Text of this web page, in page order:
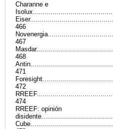
Charanne e
466
467
468
471
472
474
RREEF: opinión